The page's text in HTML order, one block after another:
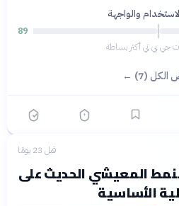
والواجهة
89
جي بي تي أكثر بساطة
(7) ←
قبل 23 يومًا
المعيشي الحديث على
الأساسية